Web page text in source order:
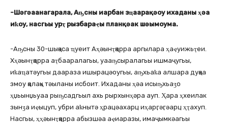
-Шәгәаанагарала, Аҧсны иарбан зҵаарақәоу ихаданы ҳәа
иҟоу, насгьы урҭ рызбараҿы планқәак шәымоума.
-Аҧсны 30-шықәса ҵуеит Аҳәынҭқарра аргылара ҳаҿуижьҭеи.
Хҳәынҭқарра аҭбааралагьы, уааҧсыралагьы ишмаҷугьы,
иҟаҵатәугьы даараза ишырацәоугьы, аҧхьаҟа алшара дуқәа
змоу қалақь тәыланы исбоит. Ихаданы ҳәа исыҧхьаӡо
ҳџьынџьуаа рыҧсадгьыл ахь рырхынҳәра ауп. Ҳара ҳхеилак
зынӡа иҿыцуп, убри аҟнытә ҳрацәахарц иҳарӷәӷәарц ҳҭахуп.
Насгьы, ҳҳәынҭқарра абызшәа аҿиаразы, имаҷымкәагьы